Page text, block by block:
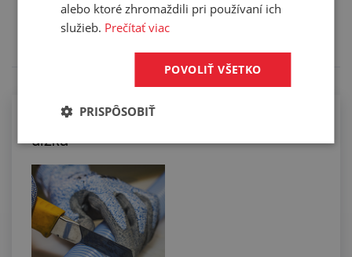
Tento výrobok pre vás upravíme na mieru. Konkrétnu
špecifikáciu budete môcť upresniť v poznámke pri
Manuálne rezanie hadíc na požadovanú
dĺžku
alebo ktoré zhromaždili pri používaní ich
služieb. Prečítať viac
POVOLIŤ VŠETKO
PRISPÔSOBIŤ